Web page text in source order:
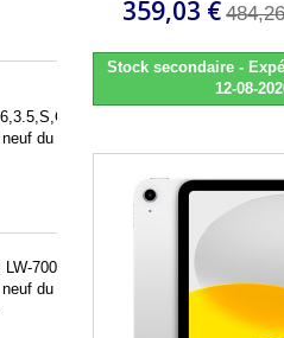
du
LW-700
du
359,03 €
Stock secondaire -
12-08-